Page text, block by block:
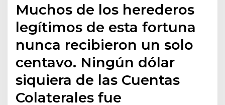
Muchos de los herederos
legítimos de esta fortuna
nunca recibieron un solo
centavo. Ningún dólar
siquiera de las Cuentas
Colaterales fue